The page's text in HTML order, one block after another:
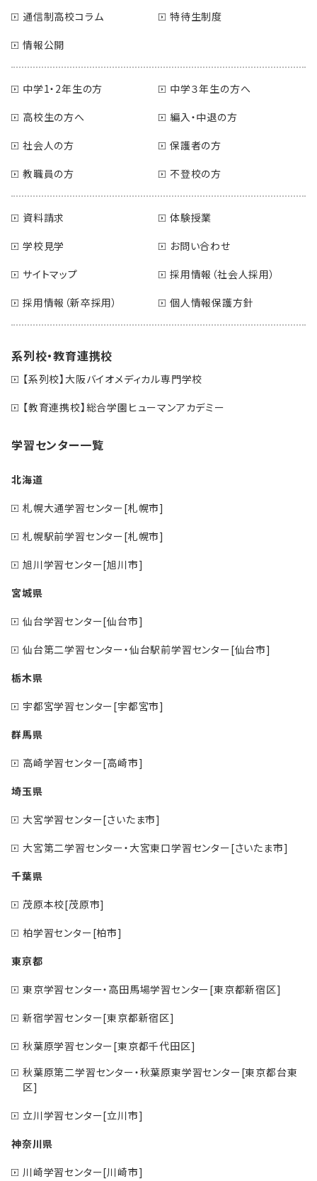
通信制高校コラム
特待生制度
情報公開
中学1・2年生の方
中学３年生の方へ
高校生の方へ
編入・中退の方
社会人の方
保護者の方
教職員の方
不登校の方
資料請求
体験授業
学校見学
お問い合わせ
サイトマップ
採用情報（社会人採用）
採用情報（新卒採用）
個人情報保護方針
系列校・教育連携校
【系列校】大阪バイオメディカル専門学校
【教育連携校】総合学園ヒューマンアカデミー
学習センター一覧
北海道
札幌大通学習センター[札幌市]
札幌駅前学習センター[札幌市]
旭川学習センター[旭川市]
宮城県
仙台学習センター[仙台市]
仙台第二学習センター・仙台駅前学習センター[仙台市]
栃木県
宇都宮学習センター[宇都宮市]
群馬県
高崎学習センター[高崎市]
埼玉県
大宮学習センター[さいたま市]
大宮第二学習センター・大宮東口学習センター[さいたま市]
千葉県
茂原本校[茂原市]
柏学習センター[柏市]
東京都
東京学習センター・高田馬場学習センター[東京都新宿区]
新宿学習センター[東京都新宿区]
秋葉原学習センター[東京都千代田区]
秋葉原第二学習センター・秋葉原東学習センター[東京都台東
区]
立川学習センター[立川市]
神奈川県
川崎学習センター[川崎市]